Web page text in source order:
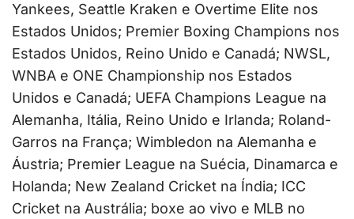
Yankees, Seattle Kraken e Overtime Elite nos
Estados Unidos; Premier Boxing Champions nos
Estados Unidos, Reino Unido e Canadá; NWSL,
WNBA e ONE Championship nos Estados
Unidos e Canadá; UEFA Champions League na
Alemanha, Itália, Reino Unido e Irlanda; Roland-
Garros na França; Wimbledon na Alemanha e
Áustria; Premier League na Suécia, Dinamarca e
Holanda; New Zealand Cricket na Índia; ICC
Cricket na Austrália; boxe ao vivo e MLB no